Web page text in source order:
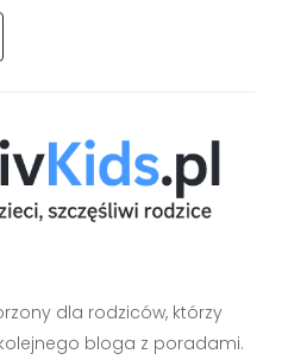
dla rodziców, którzy
bloga z poradami.